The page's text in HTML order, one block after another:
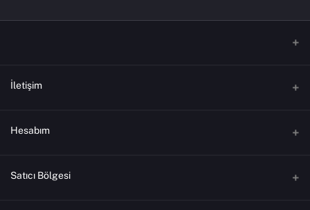
İletişim
Adres
Telefon
Hesabım
Oturum aç
Satıcı Bölgesi